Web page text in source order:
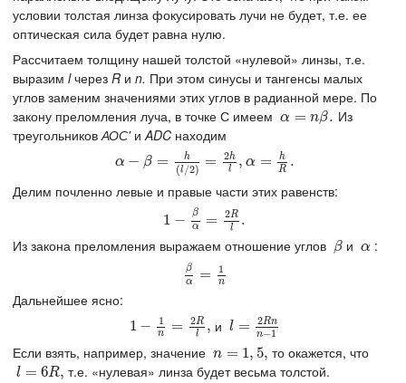
условии толстая линза фокусировать лучи не будет, т.е. ее
оптическая сила будет равна нулю.
Рассчитаем толщину нашей толстой «нулевой» линзы, т.е.
выразим lчерез R и n. При этом синусы и тангенсы малых
углов заменим значениями этих углов в радианной мере. По
закону преломления луча, в точке С имеем α = nβ.
α =nβ.
Из
треугольников АОС'и ADC находим
α − β = h
(l/2) = 2h
l
, α =
h
R .
α −β =h (l/2 )=2hl α= hR.
Делим почленно левые и правые части этих равенств:
1 −
β
α
= 2R
l
.
1 −β α= 2R .
Из закона преломления выражаем отношение углов β
β и α
α :
β
α
= 1
n
βα =1 n
Дальнейшее ясно:
1 − 1
n = 2R
l
,
1−1 n= 2Rl и l = 2Rn
n−1
l= 2R nn−1
Если взять, например, значение n = 1, 5,
n= 1, 5, то окажется, что
l = 6R,
l= 6R,
т.е. «нулевая» линза будет весьма толстой.